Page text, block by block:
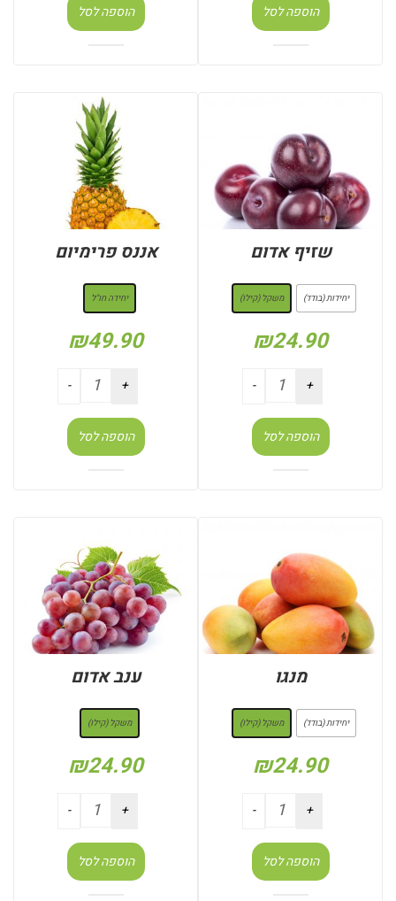
הוספה לסל הוספה לסל
שזיף אדום
יחידות (בודד) משקל (קילו)
₪24.90
הוספה לסל
אננס פרימיום
יחידה חו"ל
₪49.90
הוספה לסל
מנגו
יחידות (בודד) משקל (קילו)
₪24.90
הוספה לסל
ענב אדום
משקל (קילו)
₪24.90
הוספה לסל